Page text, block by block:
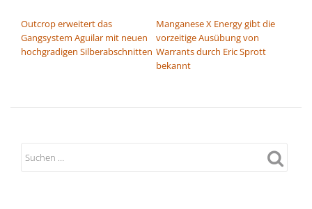
Outcrop erweitert das
Gangsystem Aguilar mit neuen
hochgradigen Silberabschnitten
Manganese X Energy gibt die
vorzeitige Ausübung von
Warrants durch Eric Sprott
bekannt